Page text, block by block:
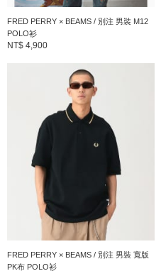
FRED PERRY × BEAMS / 別注 男裝 M12
POLO衫
NT$ 4,900
FRED PERRY × BEAMS / 別注 男裝 寬版
PK布 POLO衫